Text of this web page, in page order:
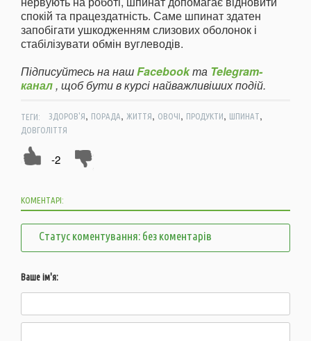
спокій та працездатність. Саме шпинат здатен
запобігати ушкодженням слизових оболонок і
стабілізувати обмін вуглеводів.
Підписуйтесь на нашFacebookта Telegram-
канал, щоб бути в курсі найважливіших подій.
ТЕГИ: ЗДОРОВ'Я, ПОРАДА, ЖИТТЯ, ОВОЧІ, ПРОДУКТИ, ШПИНАТ,
ДОВГОЛІТТЯ
-2
КОМЕНТАРІ:
Статус коментування: без коментарів
Ваше ім'я: